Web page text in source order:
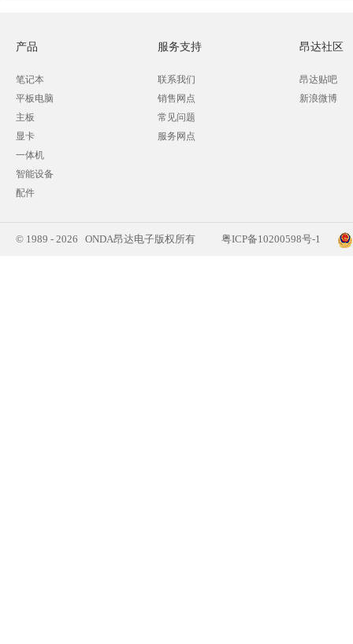
产品
笔记本
平板电脑
主板
显卡
一体机
智能设备
配件
服务支持
联系我们
销售网点
常见问题
服务网点
昂达社区
昂达贴吧
新浪微博
© 1989 - 2026 ONDA昂达电子版权所有 粤ICP备10200598号-1